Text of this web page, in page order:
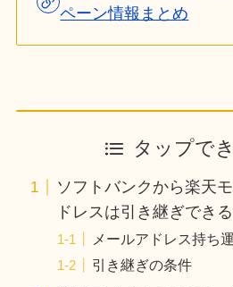
ペーン情報まとめ
タップで
ソフトバンクから楽天
ドレスは引き継ぎできる
メールアドレス持ち
引き継ぎの条件